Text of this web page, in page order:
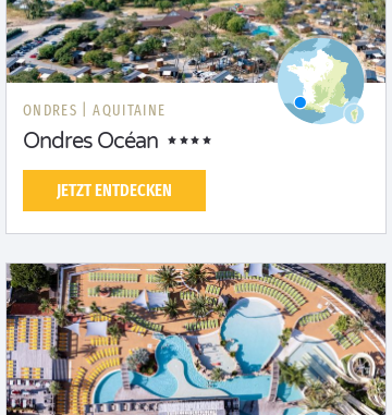
ONDRES | AQUITAINE
Ondres Océan
JETZT ENTDECKEN